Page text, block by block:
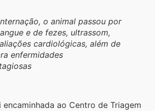
o animal passou por
e de fezes, ultrassom,
cardiológicas, além de
enfermidades
ao Centro de Triagem